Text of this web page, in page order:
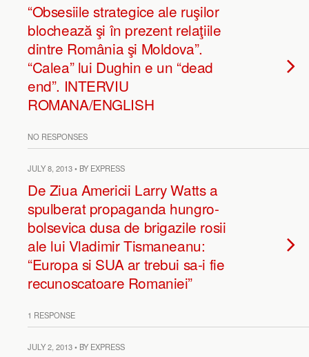
“Obsesiile strategice ale ruşilor
blochează şi în prezent relaţiile
dintre România şi Moldova”.
“Calea” lui Dughin e un “dead
end”. INTERVIU
ROMANA/ENGLISH
NO RESPONSES
JULY 8, 2013 • BY EXPRESS
De Ziua Americii Larry Watts a
spulberat propaganda hungro-
bolsevica dusa de brigazile rosii
ale lui Vladimir Tismaneanu:
“Europa si SUA ar trebui sa-i fie
recunoscatoare Romaniei”
1 RESPONSE
JULY 2, 2013 • BY EXPRESS